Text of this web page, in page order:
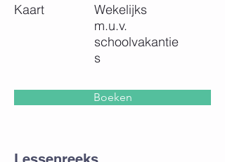
Kaart
Wekelijks
m.u.v.
schoolvakantie
s
Boeken